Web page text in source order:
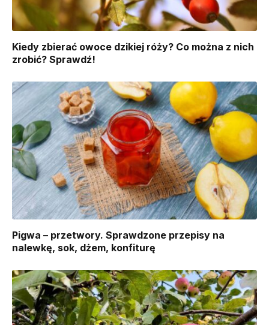
Kiedy zbierać owoce dzikiej róży? Co można z nich
zrobić? Sprawdź!
Pigwa – przetwory. Sprawdzone przepisy na
nalewkę, sok, dżem, konfiturę